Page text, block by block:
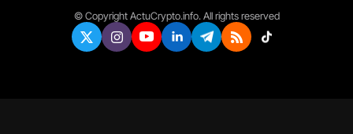
© Copyright ActuCrypto.info. All rights reserved